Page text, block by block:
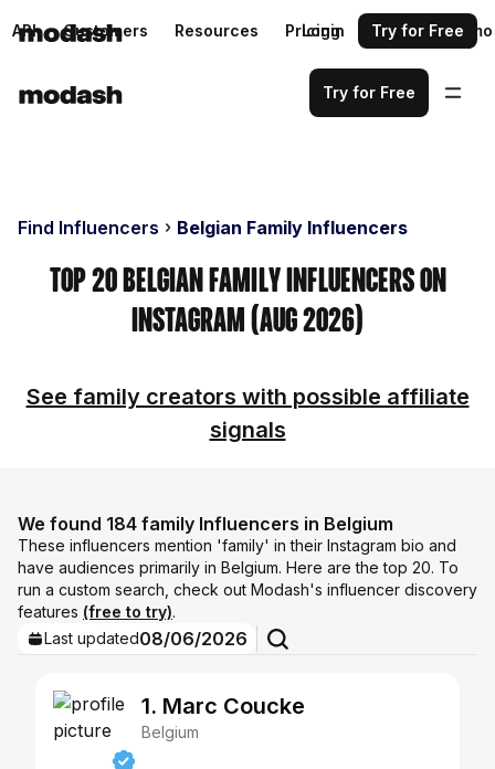
API Customers Resources Pricing Request a demo
Login Try for Free
Try for Free
Find Influencers Belgian Family Influencers
Top 20 Belgian Family Influencers on
Instagram (Aug 2026)
See family creators with possible affiliate
signals
We found 184 family Influencers in Belgium
These influencers mention 'family' in their Instagram bio and
have audiences primarily in Belgium. Here are the top 20. To
run a custom search, check out Modash's influencer discovery
features (free to try).
Last updated08/06/2026
1. Marc Coucke
Belgium